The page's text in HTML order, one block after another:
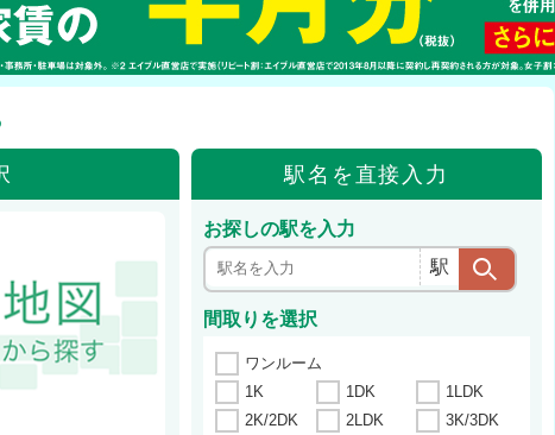
駅名を直接入力
お探しの駅を入力
駅
間取りを選択
ワンルーム
1K
1DK
1LDK
2K/2DK
2LDK
3K/3DK